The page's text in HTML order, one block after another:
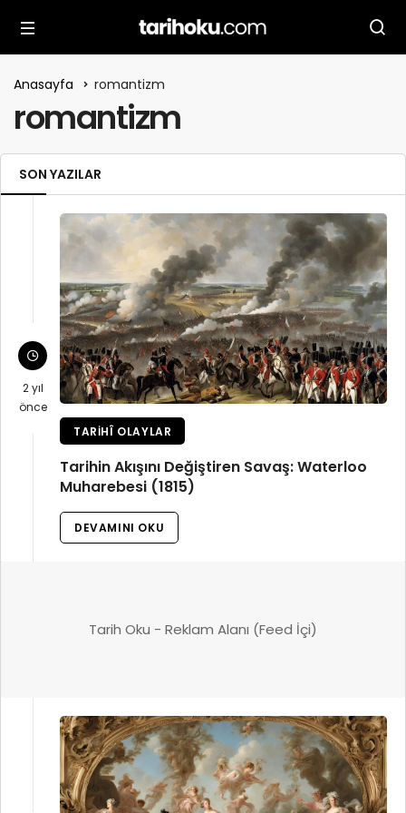
Anasayfa romantizm
romantizm
SON YAZILAR
2 yıl
önce
TARIHÎ OLAYLAR
Tarihin Akışını Değiştiren Savaş: Waterloo
Muharebesi (1815)
DEVAMINI OKU
Tarih Oku - Reklam Alanı (Feed İçi)